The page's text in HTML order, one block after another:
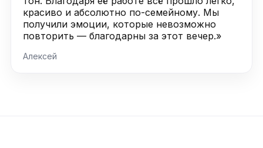
красиво и абсолютно по-семейному. Мы
получили эмоции, которые невозможно
повторить — благодарны за этот вечер.»
Алексей